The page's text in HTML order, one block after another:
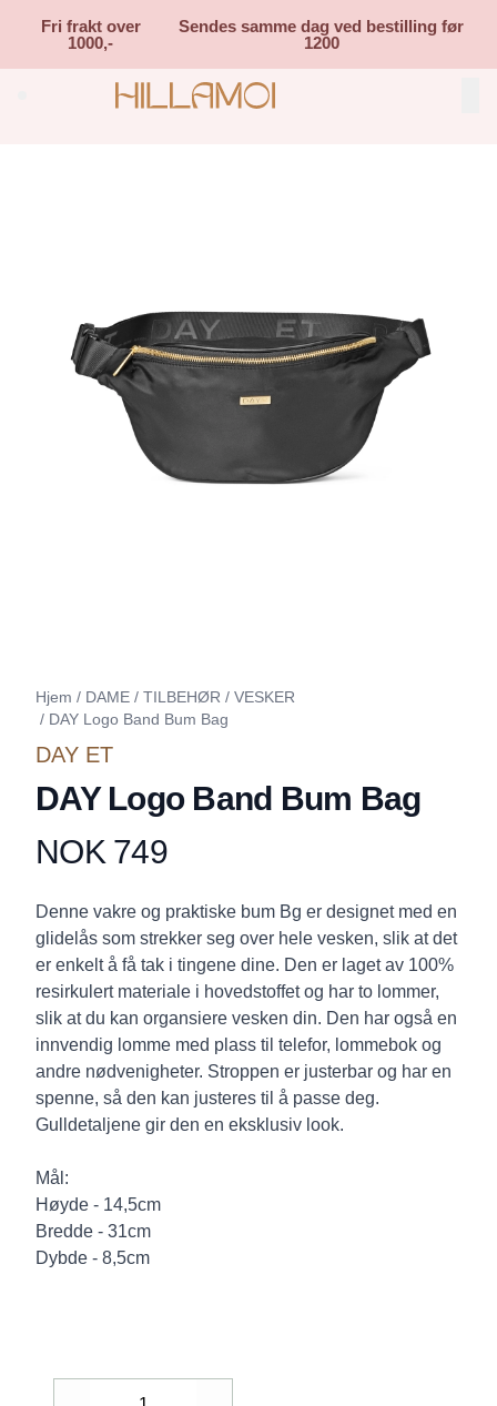
Fri frakt over
1000,-
Sendes samme dag ved bestilling før
1200
Search (⌘K)
Hjem / DAME / TILBEHØR / VESKER
/ DAY Logo Band Bum Bag
DAY ET
DAY Logo Band Bum Bag
Produktdetaljer
NOK 749
Description
Denne vakre og praktiske bum Bg er designet med en
glidelås som strekker seg over hele vesken, slik at det
er enkelt å få tak i tingene dine. Den er laget av 100%
resirkulert materiale i hovedstoffet og har to lommer,
slik at du kan organsiere vesken din. Den har også en
innvendig lomme med plass til telefor, lommebok og
andre nødvenigheter. Stroppen er justerbar og har en
spenne, så den kan justeres til å passe deg.
Gulldetaljene gir den en eksklusiv look.
Mål:
Høyde - 14,5cm
Bredde - 31cm
Dybde - 8,5cm